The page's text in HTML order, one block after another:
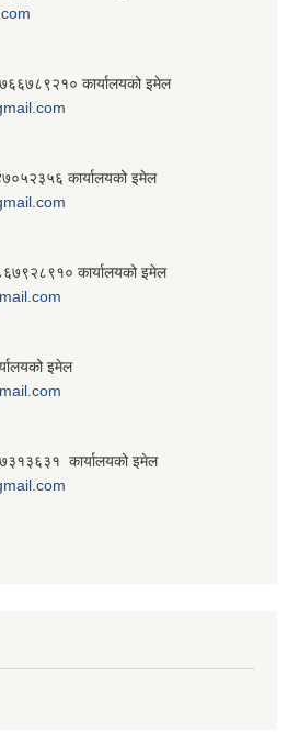
कार्यालयको इमेल
कार्यालयको इमेल
कार्यालयको इमेल
इमेल
कार्यालयको इमेल